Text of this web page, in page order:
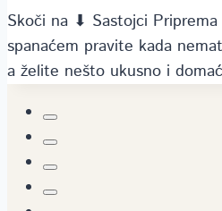
Skoči na ⬇ Sastojci
spanaćem pravite kada
a želite nešto ukusno i